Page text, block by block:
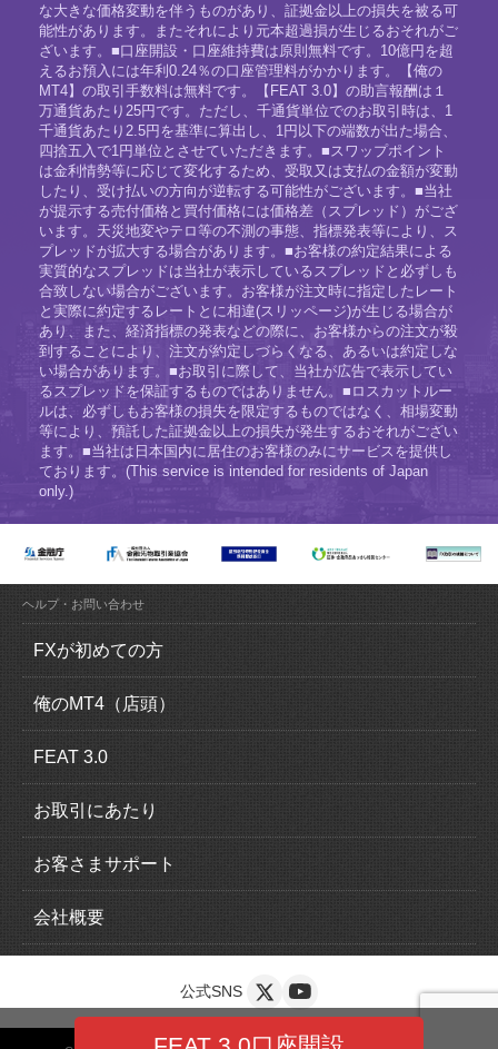
な大きな価格変動を伴うものがあり、証拠金以上の損失を被る可
能性があります。またそれにより元本超過損が生じるおそれがご
ざいます。■口座開設・口座維持費は原則無料です。10億円を超
えるお預入には年利0.24％の口座管理料がかかります。【俺の
MT4】の取引手数料は無料です。【FEAT 3.0】の助言報酬は１
万通貨あたり25円です。ただし、千通貨単位でのお取引時は、1
千通貨あたり2.5円を基準に算出し、1円以下の端数が出た場合、
四捨五入で1円単位とさせていただきます。■スワップポイント
は金利情勢等に応じて変化するため、受取又は支払の金額が変動
したり、受け払いの方向が逆転する可能性がございます。■当社
が提示する売付価格と買付価格には価格差（スプレッド）がござ
います。天災地変やテロ等の不測の事態、指標発表等により、ス
プレッドが拡大する場合があります。■お客様の約定結果による
実質的なスプレッドは当社が表示しているスプレッドと必ずしも
合致しない場合がございます。お客様が注文時に指定したレート
と実際に約定するレートとに相違(スリッページ)が生じる場合が
あり、また、経済指標の発表などの際に、お客様からの注文が殺
到することにより、注文が約定しづらくなる、あるいは約定しな
い場合があります。■お取引に際して、当社が広告で表示してい
るスプレッドを保証するものではありません。■ロスカットルー
ルは、必ずしもお客様の損失を限定するものではなく、相場変動
等により、預託した証拠金以上の損失が発生するおそれがござい
ます。■当社は日本国内に居住のお客様のみにサービスを提供し
ております。(This service is intended for residents of Japan
only.)
ヘルプ・お問い合わせ
FXが初めての方
FX（外国為替証拠金取引）とは？
FXの魅力とは？
ロスカットについて
追加証拠金について
スリッページについて
スワップポイントについて
安心の完全信託保全
俺のMT4（店頭）
俺のMT4（MetaTrader4）の特徴
取引概要
FEAT 3.0
FEAT 3.0の特徴
運用感覚ガイド
取引概要
導入手順
お取引にあたり
口座開設の流れ
本人確認書類
複数口座の申込
お客さまサポート
入出金について
マイページ
会社概要
お客さま本位の業務運営
公式SNS